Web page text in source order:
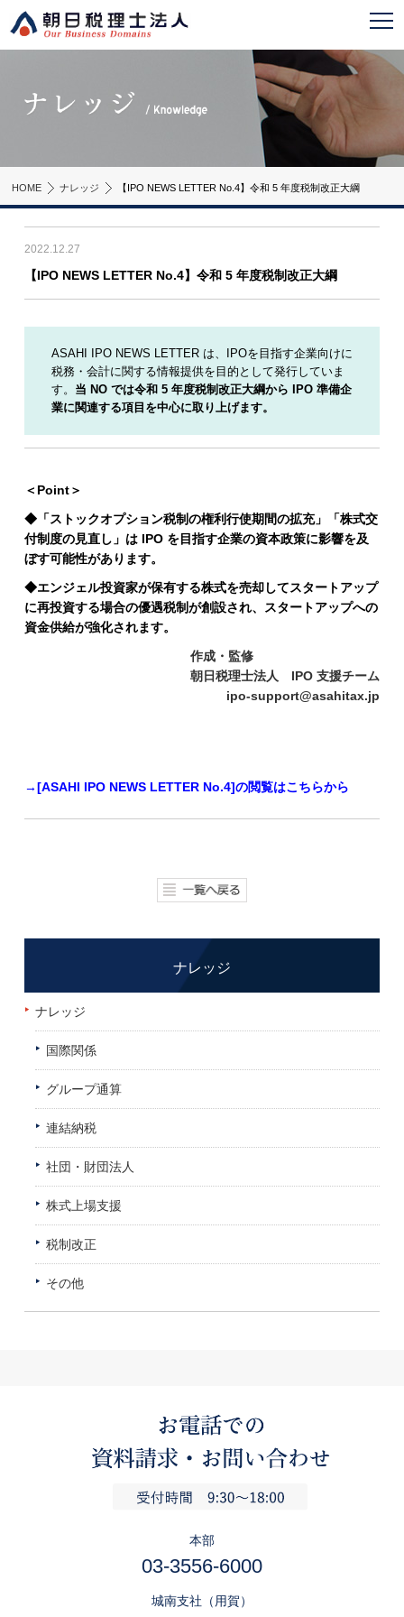
HOME ナレッジ 【IPO NEWS LETTER No.4】令和 5 年度税制改正大綱
2022.12.27
【IPO NEWS LETTER No.4】令和 5 年度税制改正大綱
ASAHI IPO NEWS LETTER は、IPOを目指す企業向けに
税務・会計に関する情報提供を目的として発行していま
す。 当 NO では令和 5 年度税制改正大綱から IPO 準備企
業に関連する項目を中心に取り上げます。
＜Point＞
◆「ストックオプション税制の権利行使期間の拡充」「株式交
付制度の見直し」は IPO を目指す企業の資本政策に影響を及
ぼす可能性があります。
◆エンジェル投資家が保有する株式を売却してスタートアップ
に再投資する場合の優遇税制が創設され、スタートアップへの
資金供給が強化されます。
作成・監修
朝日税理士法人 IPO 支援チーム
ipo-support@asahitax.jp
→[ASAHI IPO NEWS LETTER No.4]の閲覧はこちらから
ナレッジ
ナレッジ
国際関係
グループ通算
連結納税
社団・財団法人
株式上場支援
税制改正
その他
本部
03-3556-6000
城南支社（用賀）